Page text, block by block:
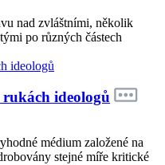
nad zvláštními, několik
po různých částech
ideologů
médium založené na
stejné míře kritické